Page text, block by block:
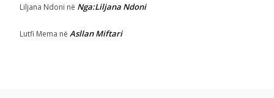
Liljana Ndoni në Nga:Liljana Ndoni
Lutfi Mema në Asllan Miftari